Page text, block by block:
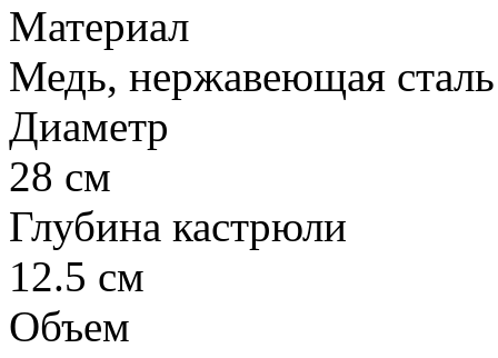
Материал
Медь, нержавеющая сталь
Диаметр
28 см
Глубина кастрюли
12.5 см
Объем